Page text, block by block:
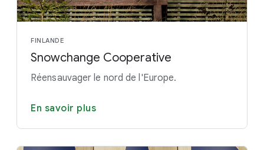
FINLANDE
Snowchange Cooperative
Réensauvager le nord de l'Europe.
En savoir plus